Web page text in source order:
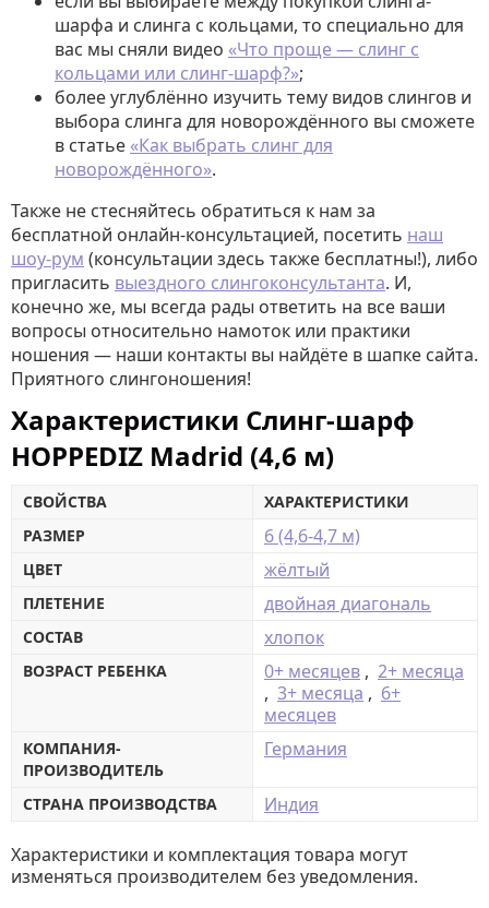
шарфа и слинга с кольцами, то специально для
вас мы сняли видео «Что проще — слинг с
кольцами или слинг-шарф?»;
более углублённо изучить тему видов слингов и
выбора слинга для новорождённого вы сможете
в статье «Как выбрать слинг для
новорождённого».
Также не стесняйтесь обратиться к нам за
бесплатной онлайн-консультацией, посетить наш
шоу-рум (консультации здесь также бесплатны!), либо
пригласить выездного слингоконсультанта. И,
конечно же, мы всегда рады ответить на все ваши
вопросы относительно намоток или практики
ношения — наши контакты вы найдёте в шапке сайта.
Приятного слингоношения!
Характеристики Слинг-шарф
HOPPEDIZ Madrid (4,6 м)
СВОЙСТВА
ХАРАКТЕРИСТИКИ
РАЗМЕР
6 (4,6-4,7 м)
ЦВЕТ жёлтый
ПЛЕТЕНИЕ двойная диагональ
СОСТАВ хлопок
ВОЗРАСТ РЕБЕНКА 0+ месяцев , 2+ месяца
, 3+ месяца , 6+
месяцев
КОМПАНИЯ-
ПРОИЗВОДИТЕЛЬ
Германия
СТРАНА ПРОИЗВОДСТВА Индия
Характеристики и комплектация товара могут
изменяться производителем без уведомления.